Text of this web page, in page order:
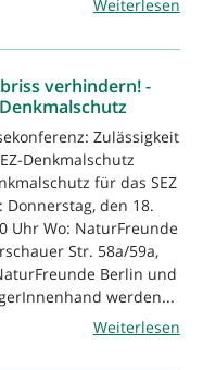
Weiterlesen
verhindern! -
Zulässigkeit
Denkmalschutz
für das SEZ
Donnerstag, den 18.
Uhr Wo: NaturFreunde
Str. 58a/59a,
Berlin und
werden...
Weiterlesen